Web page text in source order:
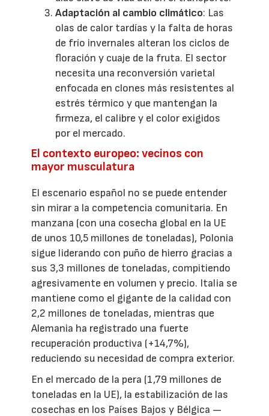
Adaptación al cambio climático: Las
olas de calor tardías y la falta de horas
de frío invernales alteran los ciclos de
floración y cuaje de la fruta. El sector
necesita una reconversión varietal
enfocada en clones más resistentes al
estrés térmico y que mantengan la
firmeza, el calibre y el color exigidos
por el mercado.
El contexto europeo: vecinos con
mayor musculatura
El escenario español no se puede entender
sin mirar a la competencia comunitaria. En
manzana (con una cosecha global en la UE
de unos 10,5 millones de toneladas), Polonia
sigue liderando con puño de hierro gracias a
sus 3,3 millones de toneladas, compitiendo
agresivamente en volumen y precio. Italia se
mantiene como el gigante de la calidad con
2,2 millones de toneladas, mientras que
Alemania ha registrado una fuerte
recuperación productiva (+14,7%),
reduciendo su necesidad de compra exterior.
En el mercado de la pera (1,79 millones de
toneladas en la UE), la estabilización de las
cosechas en los Países Bajos y Bélgica —